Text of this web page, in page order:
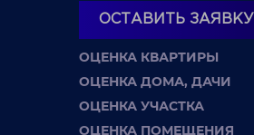
ОСТАВИТЬ ЗАЯВКУ
ОЦЕНКА КВАРТИРЫ
ОЦЕНКА ДОМА, ДАЧИ
ОЦЕНКА УЧАСТКА
ОЦЕНКА ПОМЕЩЕНИЯ